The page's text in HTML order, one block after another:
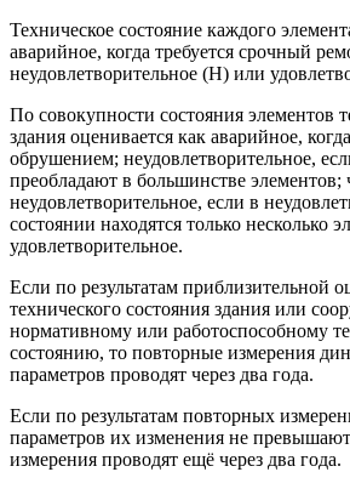
Техническое состояние каждого
аварийное, когда требуется срочный
неудовлетворительное (Н) или
По совокупности состояния элементов
здания оценивается как аварийное,
обрушением; неудовлетворительное,
преобладают в большинстве элементов;
неудовлетворительное, если в
состоянии находятся только несколько
удовлетворительное.
Если по результатам приблизительной
технического состояния здания или
нормативному или работоспособному
состоянию, то повторные измерения
параметров проводят через два года.
Если по результатам повторных
параметров их изменения не
измерения проводят ещё через два года.